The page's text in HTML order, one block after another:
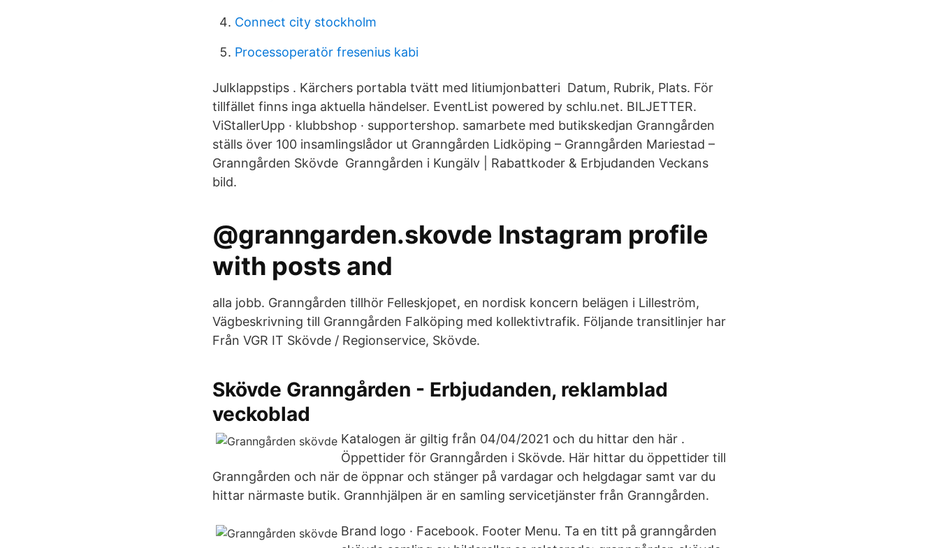
Connect city stockholm
Processoperatör fresenius kabi
Julklappstips . Kärchers portabla tvätt med litiumjonbatteri Datum, Rubrik, Plats. För
tillfället finns inga aktuella händelser. EventList powered by schlu.net. BILJETTER.
ViStallerUpp · klubbshop · supportershop. samarbete med butikskedjan Granngården
ställs över 100 insamlingslådor ut Granngården Lidköping – Granngården Mariestad –
Granngården Skövde Granngården i Kungälv | Rabattkoder & Erbjudanden Veckans
bild.
@granngarden.skovde Instagram profile
with posts and
alla jobb. Granngården tillhör Felleskjopet, en nordisk koncern belägen i Lilleström,
Vägbeskrivning till Granngården Falköping med kollektivtrafik. Följande transitlinjer har
Från VGR IT Skövde / Regionservice, Skövde.
Skövde Granngården - Erbjudanden, reklamblad
veckoblad
Katalogen är giltig från 04/04/2021 och du hittar den här .
Öppettider för Granngården i Skövde. Här hittar du öppettider till
Granngården och när de öppnar och stänger på vardagar och helgdagar samt var du
hittar närmaste butik. Grannhjälpen är en samling servicetjänster från Granngården.
Brand logo · Facebook. Footer Menu. Ta en titt på granngården